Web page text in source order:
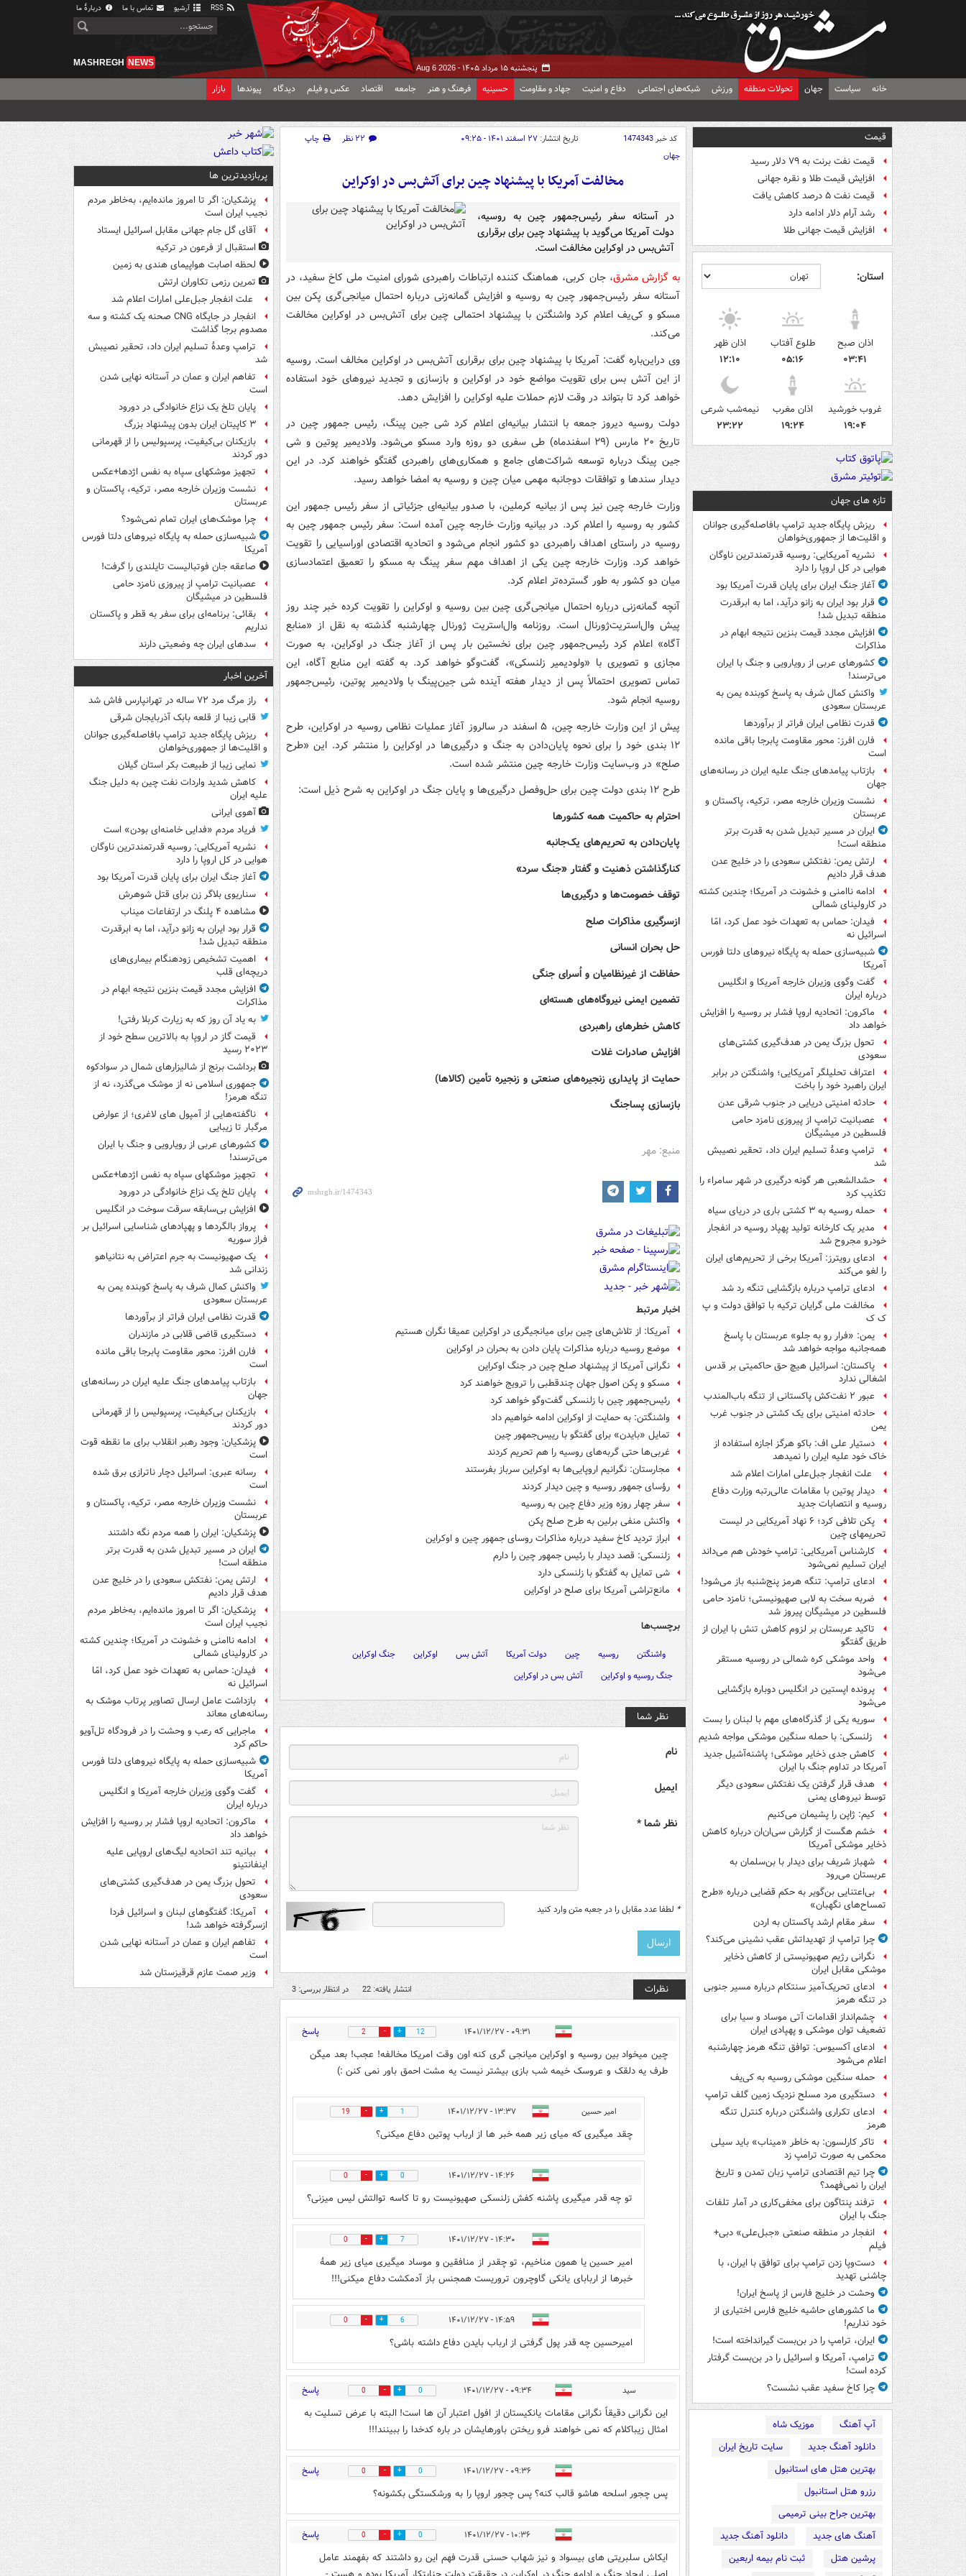
آرشیو تماس با ما دربارهٔ ما
پنجشنبه ۱۵ مرداد ۱۴۰۵ - Aug 6 2026
MASHREGH NEWS
خانه سیاست جهان تحولات منطقه ورزش شبکه‌های اجتماعی دفاع و امنیت جهاد و مقاومت حسینیه فرهنگ و هنر جامعه اقتصاد عکس و فیلم دیدگاه پیوندها بازار
قیمت
قیمت نفت برنت به ۷۹ دلار رسید
افزایش قیمت طلا و نقره جهانی
قیمت نفت ۵ درصد کاهش یافت
رشد آرام دلار ادامه دارد
افزایش قیمت جهانی طلا
استان:
اذان صبح
۰۳:۴۱
طلوع آفتاب
۰۵:۱۶
اذان ظهر
۱۲:۱۰
غروب خورشید
۱۹:۰۴
اذان مغرب
۱۹:۲۴
نیمه‌شب شرعی
۲۳:۲۲
تازه های جهان
ریزش پایگاه جدید ترامپ بافاصله‌گیری جوانان
و اقلیت‌ها از جمهوری‌خواهان
نشریه آمریکایی: روسیه قدرتمندترین ناوگان
هوایی در کل اروپا را دارد
آغاز جنگ ایران برای پایان قدرت آمریکا بود
قرار بود ایران به زانو درآید، اما به ابرقدرت
منطقه تبدیل شد!
افزایش مجدد قیمت بنزین نتیجه ابهام در
مذاکرات
کشورهای عربی از رویارویی و جنگ با ایران
می‌ترسند!
واکنش کمال شرف به پاسخ کوبنده یمن به
عربستان سعودی
قدرت نظامی ایران فراتر از برآوردها
فارن افرز: محور مقاومت پابرجا باقی مانده
است
بازتاب پیامدهای جنگ علیه ایران در رسانه‌های
جهان
نشست وزیران خارجه مصر، ترکیه، پاکستان و
عربستان
ایران در مسیر تبدیل شدن به قدرت برتر
منطقه است!
ارتش یمن: نفتکش سعودی را در خلیج عدن
هدف قرار دادیم
ادامه ناامنی و خشونت در آمریکا؛ چندین کشته
در کارولینای شمالی
فیدان: حماس به تعهدات خود عمل کرد، امّا
اسرائیل نه
شبیه‌سازی حمله به پایگاه نیروهای دلتا فورس
آمریکا
گفت وگوی وزیران خارجه آمریکا و انگلیس
درباره ایران
ماکرون: اتحادیه اروپا فشار بر روسیه را افزایش
خواهد داد
تحول بزرگ یمن در هدف‌گیری کشتی‌های
سعودی
اعتراف تحلیلگر آمریکایی؛ واشنگتن در برابر
ایران راهبرد خود را باخت
حادثه امنیتی دریایی در جنوب شرقی عدن
عصبانیت ترامپ از پیروزی نامزد حامی
فلسطین در میشیگان
ترامپ وعدۀ تسلیم ایران داد، تحقیر نصیبش
شد
حشدالشعبی هر گونه درگیری در شهر سامراء را
تکذیب کرد
حمله روسیه به ۳ کشتی باری در دریای سیاه
مدیر یک کارخانه تولید پهپاد روسیه در انفجار
خودرو مجروح شد
ادعای رویترز: آمریکا برخی از تحریم‌های ایران
را لغو می‌کند
ادعای ترامپ درباره بازگشایی تنگه رد شد
مخالفت ملی گرایان ترکیه با توافق دولت و پ
ک ک
یمن: «فرار رو به جلو» عربستان با پاسخ
همه‌جانبه‌ مواجه خواهد شد
پاکستان: اسرائیل هیچ حق حاکمیتی بر قدس
اشغالی ندارد
عبور ۲ نفت‌کش پاکستانی از تنگه باب‌المندب
حادثه امنیتی برای یک کشتی در جنوب غرب
یمن
دستیار علی اف: باکو هرگز اجازه استفاده از
خاک خود علیه ایران را نمیدهد
علت انفجار جبل‌علی امارات اعلام شد
دیدار پوتین با مقامات عالی‌رتبه وزارت دفاع
روسیه و انتصابات جدید
پکن تلافی کرد؛ ۶ نهاد آمریکایی در لیست
تحریمهای چین
کارشناس آمریکایی: ترامپ خودش هم می‌داند
ایران تسلیم نمی‌شود
ادعای ترامپ: تنگه هرمز پنج‌شنبه باز می‌شود!
ضربه سخت به لابی صهیونیستی؛ نامزد حامی
فلسطین در میشیگان پیروز شد
تاکید عربستان بر لزوم کاهش تنش با ایران از
طریق گفتگو
واحد موشکی کره شمالی در روسیه مستقر
می‌شود
پرونده اپستین در انگلیس دوباره بازگشایی
می‌شود
سوریه یکی از گذرگاه‌های مهم با لبنان را بست
زلنسکی: با حمله سنگین موشکی مواجه شدیم
کاهش جدی ذخایر موشکی؛ پاشنه‌آشیل جدید
آمریکا در تداوم جنگ با ایران
هدف قرار گرفتن یک نفتکش سعودی دیگر
توسط نیروهای یمنی
کیم: ژاپن را پشیمان می‌کنیم
خشم هگست از گزارش سی‌ان‌ان درباره کاهش
ذخایر موشکی آمریکا
شهباز شریف برای دیدار با بن‌سلمان به
عربستان می‌رود
بی‌اعتنایی بن‌گویر به حکم قضایی درباره «طرح
تمساح‌های نگهبان»
سفر مقام ارشد پاکستان به اردن
چرا ترامپ از تهدیداتش عقب نشینی می‌کند؟
نگرانی رژیم صهیونیستی از کاهش ذخایر
موشکی مقابل ایران
ادعای تحریک‌آمیز سنتکام درباره مسیر جنوبی
در تنگه هرمز
چشم‌انداز اقدامات آتی موساد و سیا برای
تضعیف توان موشکی و پهپادی ایران
ادعای آکسیوس: توافق تنگه هرمز چهارشنبه
اعلام می‌شود
حمله سنگین موشکی روسیه به کی‌یف
دستگیری مرد مسلح نزدیک زمین گلف ترامپ
ادعای تکراری واشنگتن درباره کنترل تنگه
هرمز
تاکر کارلسون: به خاطر «میناب» باید سیلی
محکمی به صورت ترامپ زد
چرا تیم اقتصادی ترامپ زبان تمدن و تاریخ
ایران را نمی‌فهمد؟
ترفند پنتاگون برای مخفی‌کاری در آمار تلفات
جنگ با ایران
انفجار در منطقه صنعتی «جبل‌علی» دبی+
فیلم
دست‌وپا زدن ترامپ برای توافق با ایران، با
چاشنی تهدید
وحشت در خلیج فارس از پاسخ ایران!
ما کشورهای حاشیه خلیج فارس اختیاری از
خود نداریم!
ایران، ترامپ را در بن‌بست گیرانداخته است!
ترامپ، آمریکا و اسرائیل را در بن‌بست گرفتار
کرده است!
چرا کاخ سفید عقب نشست؟
آپ آهنگ
موزیک شاه
دانلود آهنگ جدید
سایت تاریخ ایران
بهترین هتل های استانبول
رزرو هتل استانبول
بهترین جراح بینی ترمیمی
آهنگ های جدید
دانلود آهنگ جدید
پرشین هتل
ثبت نام بیمه اربعین
کد خبر1474343 تاریخ انتشار: ۲۷ اسفند ۱۴۰۱ - ۰۹:۲۵ ۲۲ نظر
چاپ
جهان
مخالفت آمریکا با پیشنهاد چین برای آتش‌بس در اوکراین
در آستانه سفر رئیس‌جمهور چین به روسیه،
دولت آمریکا می‌گوید با پیشنهاد چین برای برقراری
آتش‌بس در اوکراین مخالفت است.
به گزارش مشرق، جان کربی، هماهنگ کننده ارتباطات راهبردی شورای امنیت ملی کاخ سفید، در
آستانه سفر رئیس‌جمهور چین به روسیه و افزایش گمانه‌زنی‌ درباره احتمال میانجی‌گری پکن بین
مسکو و کی‌یف اعلام کرد واشنگتن با پیشنهاد احتمالی چین برای آتش‌بس در اوکراین مخالفت
می‌کند.
وی دراین‌باره گفت: آمریکا با پیشنهاد چین برای برقراری آتش‌بس در اوکراین مخالف است. روسیه
از این آتش بس برای تقویت مواضع خود در اوکراین و بازسازی و تجدید نیروهای خود استفاده
خواهد کرد تا بتواند در وقت لازم حملات علیه اوکراین را افزایش دهد.
دولت روسیه دیروز جمعه با انتشار بیانیه‌ای اعلام کرد شی جین پینگ، رئیس جمهور چین در
تاریخ ۲۰ مارس (۲۹ اسفندماه) طی سفری دو روزه وارد مسکو می‌شود. ولادیمیر پوتین و شی
جین پینگ درباره توسعه شراکت‌های جامع و همکاری‌های راهبردی گفتگو خواهند کرد. در این
دیدار سندها و توافقات دوجانبه مهمی میان چین و روسیه به امضا خواهد رسید.
وزارت خارجه چین نیز پس از بیانیه کرملین، با صدور بیانیه‌ای جزئیاتی از سفر رئیس جمهور این
کشور به روسیه را اعلام کرد. در بیانیه وزارت خارجه چین آمده است: سفر رئیس جمهور چین به
روسیه در راستای اهداف راهبردی دو کشور انجام می‌شود و اتحادیه اقتصادی اوراسیایی را تقویت
خواهد کرد. وزارت خارجه چین یکی از اهداف مهم سفر پینگ به مسکو را تعمیق اعتمادسازی
میان دو کشور به طور گسترده‌تر اعلام کرد.
آنچه گمانه‌زنی درباره احتمال میانجی‌گری چین بین روسیه و اوکراین را تقویت کرده خبر چند روز
پیش وال‌استریت‌ژورنال است. روزنامه وال‌استریت ژورنال چهارشنبه گذشته به نقل از «منابع
آگاه» اعلام کرد رئیس‌جمهور چین برای نخستین بار پس از آغاز جنگ در اوکراین، به صورت
مجازی و تصویری با «ولودیمیر زلنسکی»، گفت‌وگو خواهد کرد. به گفته این منابع آگاه، این
تماس تصویری احتمالاً پس از دیدار هفته آینده شی جین‌پینگ با ولادیمیر پوتین، رئیس‌جمهور
روسیه انجام شود.
پیش از این وزارت خارجه چین، ۵ اسفند در سالروز آغاز عملیات نظامی روسیه در اوکراین، طرح
۱۲ بندی خود را برای نحوه پایان‌دادن به جنگ و درگیری‌ها در اوکراین را منتشر کرد. این «طرح
صلح» در وب‌سایت وزارت خارجه چین منتشر شده است.
طرح ۱۲ بندی دولت چین برای حل‌وفصل درگیری‌ها و پایان جنگ در اوکراین به شرح ذیل است:
️احترام به حاکمیت همه کشورها
️پایان‌دادن به تحریم‌های یک‌جانبه
️کنارگذاشتن ذهنیت و گفتار «جنگ سرد»
️توقف خصومت‌ها و درگیری‌ها
️ازسرگیری مذاکرات صلح
️حل بحران انسانی
️حفاظت از غیرنظامیان و اُسرای جنگی
️تضمین ایمنی نیروگاه‌های هسته‌ای
️کاهش خطرهای راهبردی
️افزایش صادرات غلات
️حمایت از پایداری زنجیره‌های صنعتی و زنجیره تأمین (کالاها)
️بازسازی پساجنگ
منبع: مهر
اخبار مرتبط
آمریکا: از تلاش‌های چین برای میانجیگری در اوکراین عمیقا نگران هستیم
موضع روسیه درباره مذاکرات پایان دادن به بحران در اوکراین
نگرانی آمریکا از پیشنهاد صلح چین در جنگ اوکراین
مسکو و پکن اصول جهان چندقطبی را ترویج خواهند کرد
رئیس‌جمهور چین با زلنسکی گفت‌وگو خواهد کرد
واشنگتن: به حمایت از اوکراین ادامه خواهیم داد
تمایل «بایدن» برای گفتگو با رییس‌جمهور چین
غربی‌ها حتی گربه‌های روسیه را هم تحریم کردند
مجارستان: نگرانیم اروپایی‌ها به اوکراین سرباز بفرستند
رؤسای جمهور روسیه و چین دیدار کردند
سفر چهار روزه وزیر دفاع چین به روسیه
واکنش منفی برلین به طرح صلح پکن
ابراز تردید کاخ سفید درباره مذاکرات روسای جمهور چین و اوکراین
زلنسکی: قصد دیدار با رئیس جمهور چین را دارم
شی تمایل به گفتگو با زلنسکی دارد
مانع‌تراشی آمریکا برای صلح در اوکراین
برچسب‌ها
واشنگتن روسیه چین دولت آمریکا آتش بس اوکراین
جنگ اوکراین
جنگ روسیه و اوکراین
آتش بس در اوکراین
نظر شما
نام
ایمیل
نظر شما *
* لطفا عدد مقابل را در جعبه متن وارد کنید
نظرات انتشار یافته: 22 در انتظار بررسی: 3
۰۹:۳۱ - ۱۴۰۱/۱۲/۲۷ 12
2 پاسخ
چین میخواد بین روسیه و اوکراین میانجی گری کنه اون وقت امریکا مخالفه! عجب! بعد میگن
طرف یه دلقک و عروسک خیمه شب بازی بیشتر نیست یه مشت احمق باور نمی کنن :)
امیر حسین ۱۳:۳۷ - ۱۴۰۱/۱۲/۲۷ 1
19
چقد میگیری که میای زیر همه خبر ها از ارباب پوتین دفاع میکنی؟
۱۴:۲۶ - ۱۴۰۱/۱۲/۲۷ 0
0
تو چه قدر میگیری پاشنه کفش زلنسکی صهیونیست رو تا کاسه توالتش لیس میزنی؟
۱۴:۳۰ - ۱۴۰۱/۱۲/۲۷ 7
0
امیر حسین یا همون مناخیم، تو چقدر از منافقین و موساد میگیری میای زیر همهٔ
خبرها از اربابای یانکی گاوچرون تروريست همجنس باز آدمکشت دفاع میکنی!!!
۱۴:۵۹ - ۱۴۰۱/۱۲/۲۷ 6
0
امیرحسین چه قدر پول گرفتی از ارباب بایدن دفاع داشته باشی؟
سید ۰۹:۳۴ - ۱۴۰۱/۱۲/۲۷ 0
0 پاسخ
این نگرانی دقیقاً نگرانی مقامات یانکیستان از افول اعتبار آن ها است! البته با عرض تسلیت به
امثال زیباکلام که نمی خواهند فرو ریختن باورهایشان در باره کدخدا را ببینند!!!
۰۹:۳۶ - ۱۴۰۱/۱۲/۲۷ 0
0 پاسخ
پس چجور اسلحه هاشو قالب کنه؟ پس چجور اروپا را به ورشکستگی بکشونه؟
۱۰:۳۶ - ۱۴۰۱/۱۲/۲۷ 0
0 پاسخ
ایکاش سلبریتی های بیسواد و نیز شهاب حسنی قدرت فهم این رو داشتند که بفهمند عامل
پربازدیدترین ها
پزشکیان: اگر تا امروز مانده‌ایم، به‌خاطر مردم
نجیب ایران است
آقای گل جام جهانی مقابل اسرائیل ایستاد
استقبال از فرعون در ترکیه
لحظه اصابت هواپیمای هندی به زمین
تمرین رزمی تکاوران ارتش
علت انفجار جبل‌علی امارات اعلام شد
انفجار در جایگاه CNG صحنه یک کشته و سه
مصدوم برجا گذاشت
ترامپ وعدۀ تسلیم ایران داد، تحقیر نصیبش
شد
تفاهم ایران و عمان در آستانه نهایی شدن
است
پایان تلخ یک نزاع خانوادگی در دورود
۳ کاپیتان ایران بدون پیشنهاد بزرگ
بازیکنان بی‌کیفیت، پرسپولیس را از قهرمانی
دور کردند
تجهیز موشکهای سپاه به نفس اژدها+عکس
نشست وزیران خارجه مصر، ترکیه، پاکستان و
عربستان
چرا موشک‌های ایران تمام نمی‌شود؟
شبیه‌سازی حمله به پایگاه نیروهای دلتا فورس
آمریکا
صاعقه جان فوتبالیست تایلندی را گرفت!
عصبانیت ترامپ از پیروزی نامزد حامی
فلسطین در میشیگان
بقائی: برنامه‌ای برای سفر به قطر و پاکستان
نداریم
سدهای ایران چه وضعیتی دارند
آخرین اخبار
راز مرگ مرد ۷۲ ساله در تهرانپارس فاش شد
قابی زیبا از قلعه بابک آذربایجان شرقی
ریزش پایگاه جدید ترامپ بافاصله‌گیری جوانان
و اقلیت‌ها از جمهوری‌خواهان
نمایی زیبا از طبیعت بکر استان گیلان
کاهش شدید واردات نفت چین به دلیل جنگ
علیه ایران
آهوی ایرانی
فریاد مردم «فدایی خامنه‌ای بودن» است
نشریه آمریکایی: روسیه قدرتمندترین ناوگان
هوایی در کل اروپا را دارد
آغاز جنگ ایران برای پایان قدرت آمریکا بود
سناریوی بلاگر زن برای قتل شوهرش
مشاهده ۴ پلنگ در ارتفاعات میناب
قرار بود ایران به زانو درآید، اما به ابرقدرت
منطقه تبدیل شد!
اهمیت تشخیص زودهنگام بیماری‌های
دریچه‌ای قلب
افزایش مجدد قیمت بنزین نتیجه ابهام در
مذاکرات
به یاد آن روز که به زیارت کربلا رفتی!
قیمت گاز در اروپا به بالاترین سطح خود از
۲۰۲۳ رسید
برداشت برنج از شالیزارهای شمال در سوادکوه
جمهوری اسلامی نه از موشک می‌گذرد، نه از
تنگه هرمز!
ناگفته‌هایی از آمپول های لاغری؛ از عوارض
مرگبار تا زیبایی
کشورهای عربی از رویارویی و جنگ با ایران
می‌ترسند!
تجهیز موشکهای سپاه به نفس اژدها+عکس
پایان تلخ یک نزاع خانوادگی در دورود
افزایش بی‌سابقه سرقت سوخت در انگلیس
پرواز بالگردها و پهپادهای شناسایی اسرائیل بر
فراز سوریه
یک صهیونیست به جرم اعتراض به نتانیاهو
زندانی شد
واکنش کمال شرف به پاسخ کوبنده یمن به
عربستان سعودی
قدرت نظامی ایران فراتر از برآوردها
دستگیری قاضی قلابی در مازندران
فارن افرز: محور مقاومت پابرجا باقی مانده
است
بازتاب پیامدهای جنگ علیه ایران در رسانه‌های
جهان
بازیکنان بی‌کیفیت، پرسپولیس را از قهرمانی
دور کردند
پزشکیان: وجود رهبر انقلاب برای ما نقطه قوت
است
رسانه عبری: اسرائیل دچار ناترازی برق شده
است
نشست وزیران خارجه مصر، ترکیه، پاکستان و
عربستان
پزشکیان: ایران را همه مردم نگه داشتند
ایران در مسیر تبدیل شدن به قدرت برتر
منطقه است!
ارتش یمن: نفتکش سعودی را در خلیج عدن
هدف قرار دادیم
پزشکیان: اگر تا امروز مانده‌ایم، به‌خاطر مردم
نجیب ایران است
ادامه ناامنی و خشونت در آمریکا؛ چندین کشته
در کارولینای شمالی
فیدان: حماس به تعهدات خود عمل کرد، امّا
اسرائیل نه
بازداشت عامل ارسال تصاویر پرتاب موشک به
رسانه‌های معاند
ماجرایی که رعب و وحشت را در فرودگاه تل‌آویو
حاکم کرد
شبیه‌سازی حمله به پایگاه نیروهای دلتا فورس
آمریکا
گفت وگوی وزیران خارجه آمریکا و انگلیس
درباره ایران
ماکرون: اتحادیه اروپا فشار بر روسیه را افزایش
خواهد داد
بیانیه تند اتحادیه لیگ‌های اروپایی علیه
اینفانتینو
تحول بزرگ یمن در هدف‌گیری کشتی‌های
سعودی
آمریکا: گفتگوهای لبنان و اسرائیل فردا
ازسرگرفته خواهد شد!
تفاهم ایران و عمان در آستانه نهایی شدن
است
وزیر صمت عازم قرقیزستان شد